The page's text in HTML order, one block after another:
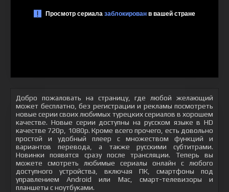
Добро пожаловать на страницу, где любой желающий
может бесплатно, без регистрации и рекламы посмотреть
новые серии своих любимых турецких сериалов в хорошем
качестве. Новые серии доступны на русском языке в HD
качестве 720p, 1080p. Кроме всего прочего, есть довольно
простой и удобный плеер с множеством функций и
вариантов перевода, а также русскими субтитрами.
Новинки появятся сразу после трансляции. Теперь вы
можете смотреть любимые сериалы онлайн с любого
доступного устройства, включая ПК, смартфоны под
управлением Android или Mac, смарт-телевизоры и
планшеты с ноутбуками.